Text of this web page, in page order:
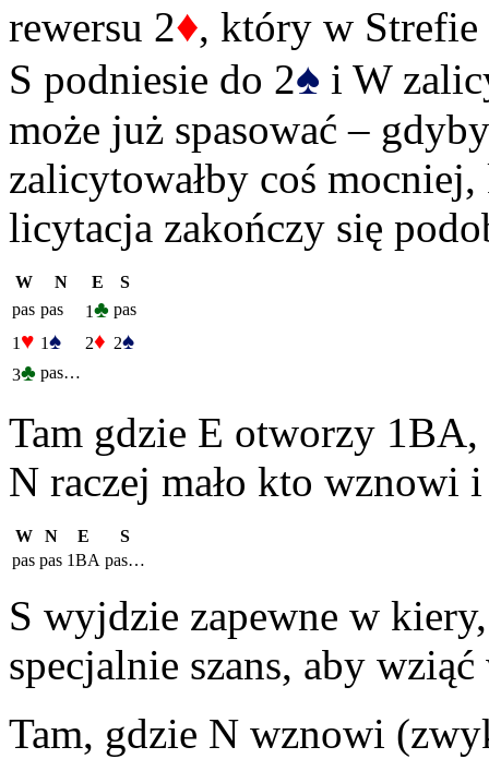
rewersu 2♦, który w Strefie
S podniesie do 2♠ i W
może już spasować –
zalicytowałby coś
licytacja zakończy się
W N E
S
pas pas 1♣ pas
1 ♥ 1♠ 2♦ 2♠
3♣ pas…
Tam gdzie E otworzy 1BA,
N raczej mało kto wznowi
W N E
S
pas pas 1BA pas…
S wyjdzie zapewne w
specjalnie szans, aby
Tam, gdzie N wznowi